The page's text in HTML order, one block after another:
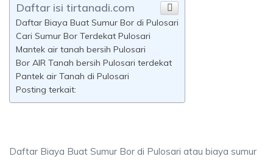
Daftar isi tirtanadi.com
Daftar Biaya Buat Sumur Bor di Pulosari
Cari Sumur Bor Terdekat Pulosari
Mantek air tanah bersih Pulosari
Bor AIR Tanah bersih Pulosari terdekat
Pantek air Tanah di Pulosari
Posting terkait:
Daftar Biaya Buat Sumur Bor di Pulosari atau biaya sumur